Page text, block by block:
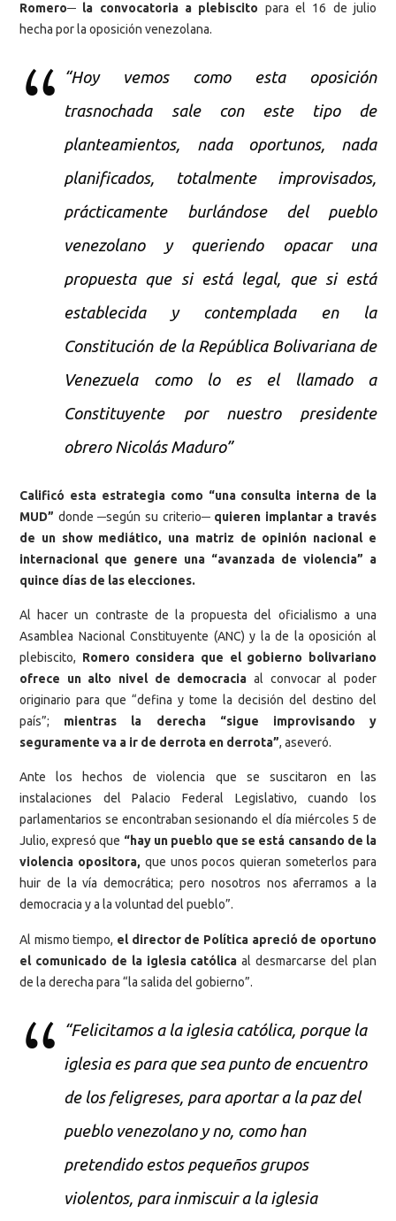
Romero─ la convocatoria a plebiscito para el 16 de julio
hecha por la oposición venezolana.
“Hoy vemos como esta oposición
trasnochada sale con este tipo de
planteamientos, nada oportunos, nada
planificados, totalmente improvisados,
prácticamente burlándose del pueblo
venezolano y queriendo opacar una
propuesta que si está legal, que si está
establecida y contemplada en la
Constitución de la República Bolivariana de
Venezuela como lo es el llamado a
Constituyente por nuestro presidente
obrero Nicolás Maduro”
Calificó esta estrategia como “una consulta interna de la
MUD” donde ─según su criterio─ quieren implantar a través
de un show mediático, una matriz de opinión nacional e
internacional que genere una “avanzada de violencia” a
quince días de las elecciones.
Al hacer un contraste de la propuesta del oficialismo a una
Asamblea Nacional Constituyente (ANC) y la de la oposición al
plebiscito, Romero considera que el gobierno bolivariano
ofrece un alto nivel de democracia al convocar al poder
originario para que “defina y tome la decisión del destino del
país”; mientras la derecha “sigue improvisando y
seguramente va a ir de derrota en derrota”, aseveró.
Ante los hechos de violencia que se suscitaron en las
instalaciones del Palacio Federal Legislativo, cuando los
parlamentarios se encontraban sesionando el día miércoles 5 de
Julio, expresó que “hay un pueblo que se está cansando de la
violencia opositora, que unos pocos quieran someterlos para
huir de la vía democrática; pero nosotros nos aferramos a la
democracia y a la voluntad del pueblo”.
Al mismo tiempo, el director de Política apreció de oportuno
el comunicado de la iglesia católica al desmarcarse del plan
de la derecha para “la salida del gobierno”.
“Felicitamos a la iglesia católica, porque la
iglesia es para que sea punto de encuentro
de los feligreses, para aportar a la paz del
pueblo venezolano y no, como han
pretendido estos pequeños grupos
violentos, para inmiscuir a la iglesia